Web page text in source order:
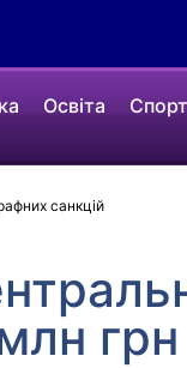
Освіта Спорт
санкцій
грн